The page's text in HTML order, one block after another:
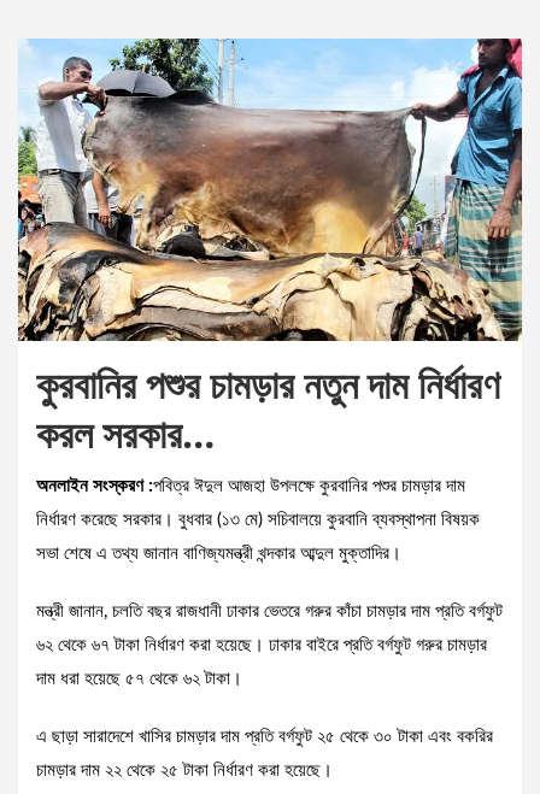
কুরবানির পশুর চামড়ার নতুন দাম নির্ধারণ
করল সরকার…
অনলাইন সংস্করণ :পবিত্র ঈদুল আজহা উপলক্ষে কুরবানির পশুর চামড়ার দাম
নির্ধারণ করেছে সরকার। বুধবার (১৩ মে) সচিবালয়ে কুরবানি ব্যবস্থাপনা বিষয়ক
সভা শেষে এ তথ্য জানান বাণিজ্যমন্ত্রী খন্দকার আব্দুল মুক্তাদির।
মন্ত্রী জানান, চলতি বছর রাজধানী ঢাকার ভেতরে গরুর কাঁচা চামড়ার দাম প্রতি বর্গফুট
৬২ থেকে ৬৭ টাকা নির্ধারণ করা হয়েছে। ঢাকার বাইরে প্রতি বর্গফুট গরুর চামড়ার
দাম ধরা হয়েছে ৫৭ থেকে ৬২ টাকা।
এ ছাড়া সারাদেশে খাসির চামড়ার দাম প্রতি বর্গফুট ২৫ থেকে ৩০ টাকা এবং বকরির
চামড়ার দাম ২২ থেকে ২৫ টাকা নির্ধারণ করা হয়েছে।